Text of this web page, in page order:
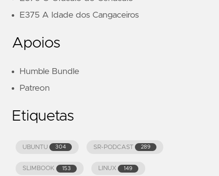
E375 A Idade dos Cangaceiros
Apoios
Humble Bundle
Patreon
Etiquetas
UBUNTU 304 SR-PODCAST 289
SLIMBOOK 153 LINUX 149